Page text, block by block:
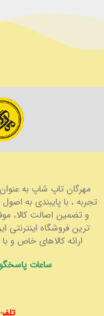
مهرگان تاپ شاپ به
و تضمین اصالت کالا،
ترین فروشگاه اینترنتی
ارائه کالاهای خاص و
ساعات پاسخگویی